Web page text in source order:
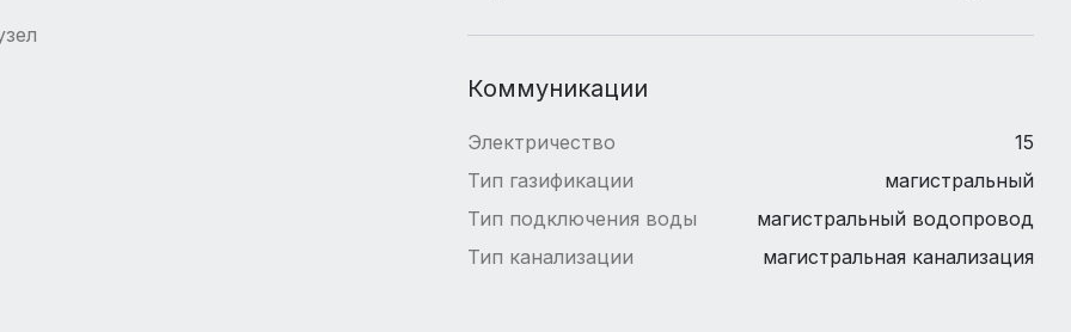
Коммуникации
Электричество
15
Тип газификации
магистральный
Тип подключения воды
магистральный водопровод
Тип канализации
магистральная канализация